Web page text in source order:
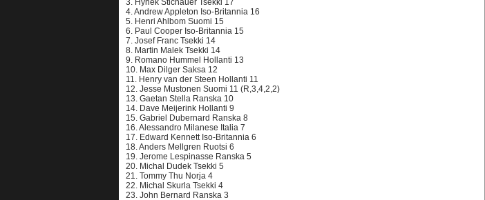
3. Hynek Stichauer Tsekki 17
4. Andrew Appleton Iso-Britannia 16
5. Henri Ahlbom Suomi 15
6. Paul Cooper Iso-Britannia 15
7. Josef Franc Tsekki 14
8. Martin Malek Tsekki 14
9. Romano Hummel Hollanti 13
10. Max Dilger Saksa 12
11. Henry van der Steen Hollanti 11
12. Jesse Mustonen Suomi 11 (R,3,4,2,2)
13. Gaetan Stella Ranska 10
14. Dave Meijerink Hollanti 9
15. Gabriel Dubernard Ranska 8
16. Alessandro Milanese Italia 7
17. Edward Kennett Iso-Britannia 6
18. Anders Mellgren Ruotsi 6
19. Jerome Lespinasse Ranska 5
20. Michal Dudek Tsekki 5
21. Tommy Thu Norja 4
22. Michal Skurla Tsekki 4
23. John Bernard Ranska 3